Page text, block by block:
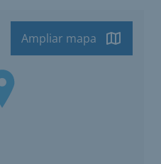
Ampliar mapa